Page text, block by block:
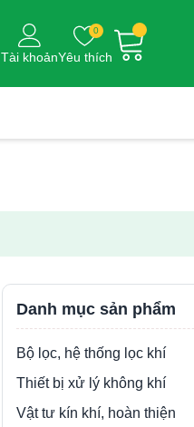
Tài khoản
0
Yêu thích
Danh mục sản phẩm
Bộ lọc, hệ thống lọc khí
Thiết bị xử lý không khí
Vật tư kín khí, hoàn thiện